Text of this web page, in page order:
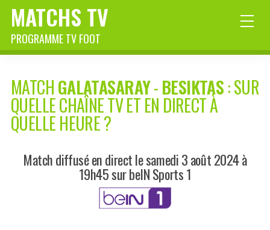
MATCHS TV
PROGRAMME TV FOOT
MATCHGALATASARAY-BESIKTAS: SUR
QUELLE CHAÎNE TV ET EN DIRECT À
QUELLE HEURE ?
Match diffusé en direct le samedi 3 août 2024 à
19h45 sur beIN Sports 1